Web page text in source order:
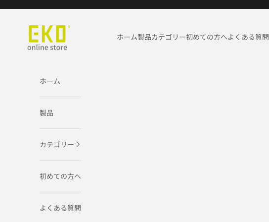
EKO JAPAN公式オンラインストア
ホーム製品カテゴリー初めての方へよくある質問
ホーム
製品
カテゴリー
初めての方へ
よくある質問